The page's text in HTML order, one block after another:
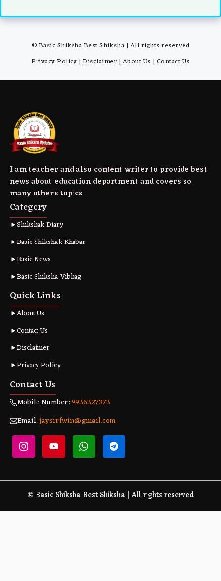
© Basic Shiksha Best Shiksha | All rights reserved
Privacy Policy |Disclaimer | About Us | Contact Us
I am teacher and also content writer to provide best
news about education department and covers so
many others topics
Category
Shikshak Diary
Basic Shikshak Khabar
Basic News
Basic Shiksha Vibhag
Quick Links
About Us
Contact Us
Disclaimer
Privacy Policy
Contact Us
Mobile Number:9936327373
Email:jaysirfwin@gmail.com
© Basic Shiksha Best Shiksha | All rights reserved